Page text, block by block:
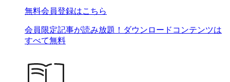
無料会員登録はこちら
会員限定記事が読み放題！ダウンロードコンテンツは
すべて無料